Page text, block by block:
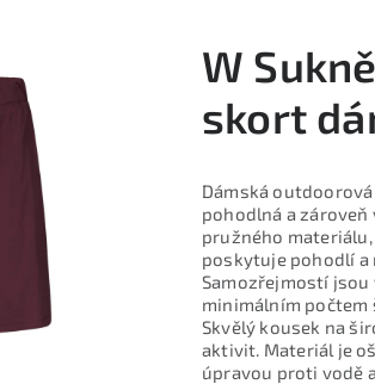
W
skort
Dámská
pohodlná a zároveň
pružného
poskytuje pohodlí
Samozřejmostí
minimálním počtem
Skvělý kousek na
aktivit. Materiál je
úpravou proti vodě